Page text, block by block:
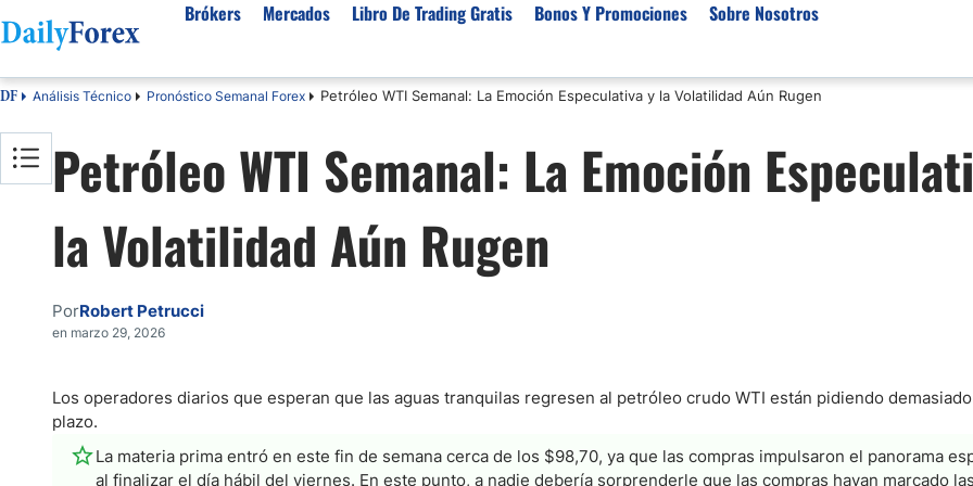
Brókers
España
Argentina
Rep. Dominicana
Mexico
Costa Rica
Guatemala
Cuba
El Salvador
Brokers Regulados
Brokers Para Scalping
Broker Oro
Brokers de Trading Automático
Brokers por Categoría
Lista de Mejores Prop
Empresas de Fondeo
Mercados
Divisas
EUR/USD
USD/COP
USD/PEN
Todas las Divisas
Materias Primas
Oro (XAU/USD)
Plata (XAG/USD)
Petróleo WTI
Indices
Análisis Forex
Señales Forex Gratis
Libro De Trading Gratis Bonos Y Promociones Sobre Nosotros
Sobre Nosotros
Política editorial
Cómo generamos ingresos
Nuestra metodología
Por qué confiar en nosotros
DF Análisis Técnico Pronóstico Semanal Forex Petróleo WTI Semanal: La Emoción Especulativa y la Volatilidad Aún Rugen
Petróleo WTI Semanal: La Emoción
la Volatilidad Aún Rugen
PorRobert Petrucci
en marzo 29, 2026
Los operadores diarios que esperan que las aguas tranquilas regresen al petróleo crudo WTI están pidiendo
plazo.
La materia prima entró en este fin de semana cerca de los $98,70, ya que las compras impulsaron el panorama
al finalizar el día hábil del viernes. En este punto, a nadie debería sorprenderle que las compras hayan marcado